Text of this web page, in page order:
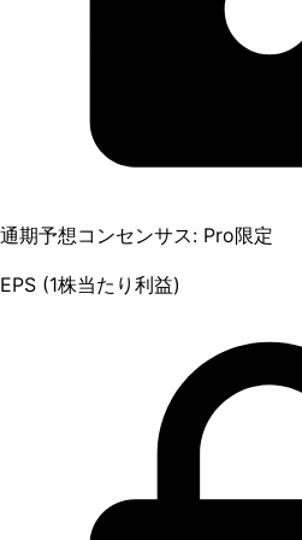
通期予想コンセンサス: Pro限定
EPS (1株当たり利益)